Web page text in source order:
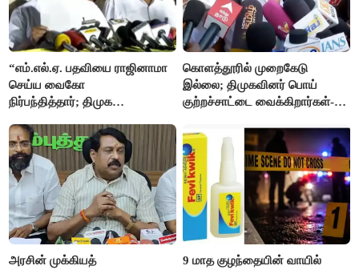
“எம்.எல்.ஏ. பதவியை ராஜினாமா
செய்ய வைகோ
நிர்பந்தித்தார்; திமுக
தொடர்கிறோம்”- மதிமுக
எம்.எல்.ஏக்கள் பரபரப்பு பேட்டி
கொளத்தூரில் முறைகேடு
இல்லை; திமுகவினர் பொய்
குற்றச்சாட்டை வைக்கிறார்கள்-
அரசின் முக்கியத்
9 மாத குழந்தையின் வாயில்